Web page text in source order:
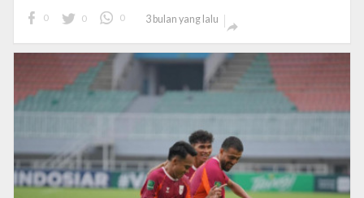
0 0 0 3 bulan yang lalu
